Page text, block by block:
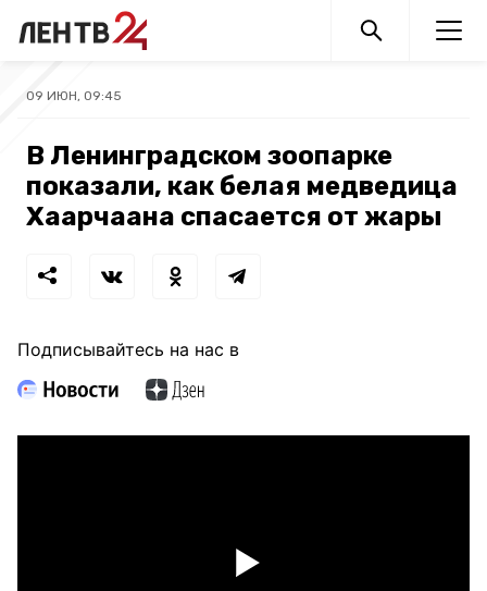
09 ИЮН, 09:45
В Ленинградском зоопарке
показали, как белая медведица
Хаарчаана спасается от жары
Подписывайтесь на нас в